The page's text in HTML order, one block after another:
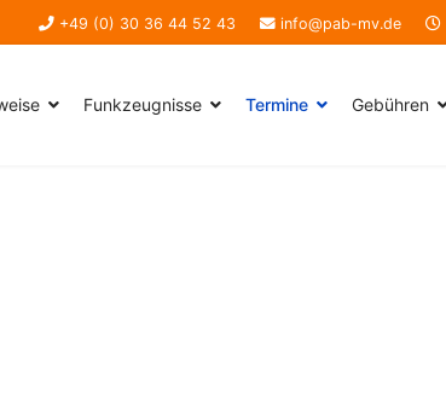
+49 (0) 30 36 44 52 43 info@pab-mv.de
Funkzeugnisse Termine Gebühren